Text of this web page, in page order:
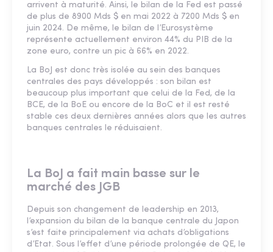
arrivent à maturité. Ainsi, le bilan de la Fed est passé
de plus de 8900 Mds $ en mai 2022 à 7200 Mds $ en
juin 2024. De même, le bilan de l’Eurosystème
représente actuellement environ 44% du PIB de la
zone euro, contre un pic à 66% en 2022.
La BoJ est donc très isolée au sein des banques
centrales des pays développés : son bilan est
beaucoup plus important que celui de la Fed, de la
BCE, de la BoE ou encore de la BoC et il est resté
stable ces deux dernières années alors que les autres
banques centrales le réduisaient.
La BoJ a fait main basse sur le
marché des JGB
Depuis son changement de leadership en 2013,
l’expansion du bilan de la banque centrale du Japon
s’est faite principalement via achats d’obligations
d’Etat. Sous l’effet d’une période prolongée de QE, le